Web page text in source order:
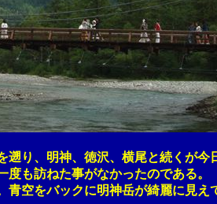
明神、徳沢、横尾と続くが今日
訪ねた事がなかったのである。（
をバックに明神岳が綺麗に見えて